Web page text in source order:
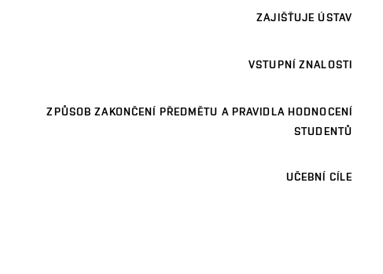
ZAJIŠŤUJE ÚSTAV
VSTUPNÍ ZNALOSTI
ZPŮSOB ZAKONČENÍ PŘEDMĚTU A PRAVIDLA HODNOCENÍ
STUDENTŮ
UČEBNÍ CÍLE